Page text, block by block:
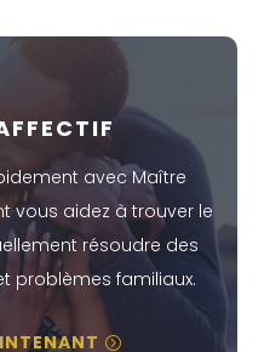
avec Maître
vous aidez à trouver le
résoudre des
problèmes familiaux.